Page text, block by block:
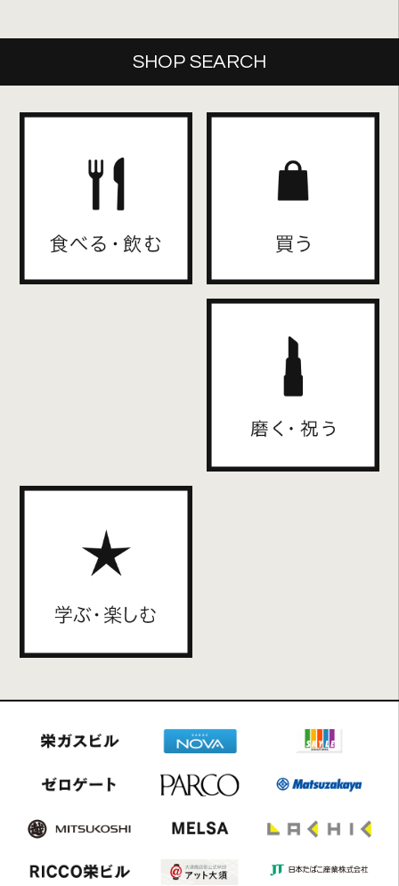
SHOP SEARCH